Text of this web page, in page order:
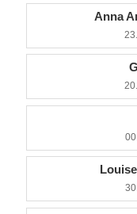
Anna